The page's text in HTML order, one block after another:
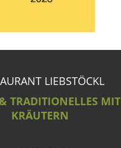
LIEBSTÖCKL
TRADITIONELLES MIT
KRÄUTERN